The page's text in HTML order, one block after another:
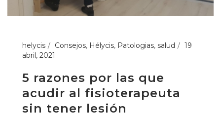
helycis Consejos, Hélycis, Patologias, salud
19
abril, 2021
5 razones por las que
acudir al fisioterapeuta
sin tener lesión